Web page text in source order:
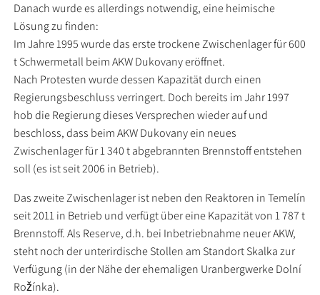
Danach wurde es allerdings notwendig, eine heimische
Lösung zu finden:
Im Jahre 1995 wurde das erste trockene Zwischenlager für 600
t Schwermetall beim AKW Dukovany eröffnet.
Nach Protesten wurde dessen Kapazität durch einen
Regierungsbeschluss verringert. Doch bereits im Jahr 1997
hob die Regierung dieses Versprechen wieder auf und
beschloss, dass beim AKW Dukovany ein neues
Zwischenlager für 1 340 t abgebrannten Brennstoff entstehen
soll (es ist seit 2006 in Betrieb).
Das zweite Zwischenlager ist neben den Reaktoren in Temelín
seit 2011 in Betrieb und verfügt über eine Kapazität von 1 787 t
Brennstoff. Als Reserve, d.h. bei Inbetriebnahme neuer AKW,
steht noch der unterirdische Stollen am Standort Skalka zur
Verfügung (in der Nähe der ehemaligen Uranbergwerke Dolní
Rožínka).